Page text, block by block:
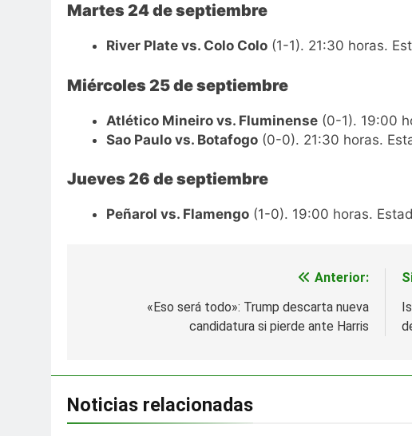
Martes 24 de septiembre
River Plate vs. Colo Colo(1-1). 21:30 horas.
Miércoles 25 de septiembre
Atlético Mineiro vs. Fluminense(0-1). 19:00
Sao Paulo vs. Botafogo(0-0). 21:30 horas.
Jueves 26 de septiembre
Peñarol vs. Flamengo(1-0). 19:00 horas.
Anterior:
«Eso será todo»: Trump descarta nueva
candidatura si pierde ante Harris
Noticias relacionadas